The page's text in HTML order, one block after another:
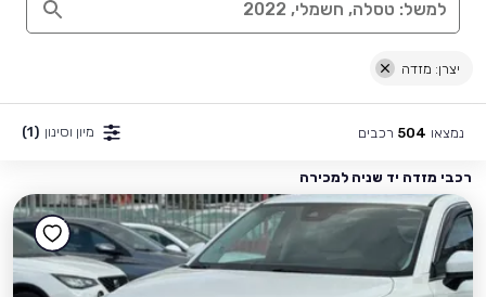
יצרן: מזדה
נמצאו 504 רכבים מיון וסינון (1)
רכבי מזדה יד שניה למכירה